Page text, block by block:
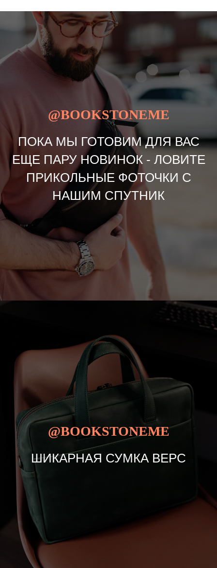
@BOOKSTONEME
ПОКА МЫ ГОТОВИМ ДЛЯ ВАС
ЕЩЕ ПАРУ НОВИНОК - ЛОВИТЕ
ПРИКОЛЬНЫЕ ФОТОЧКИ С
НАШИМ СПУТНИК
@BOOKSTONEME
ШИКАРНАЯ СУМКА ВЕРС